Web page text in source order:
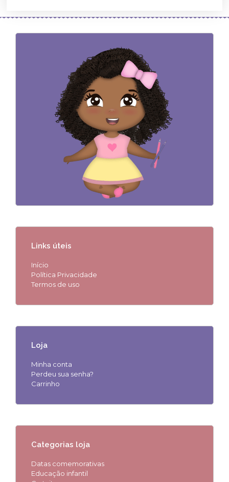
Links úteis
Início
Política Privacidade
Termos de uso
Loja
Minha conta
Perdeu sua senha?
Carrinho
Categorias loja
Datas comemorativas
Educação infantil